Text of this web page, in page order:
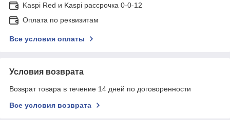
Kaspi Red и Kaspi рассрочка 0-0-12
Оплата по реквизитам
Все условия оплаты
Условия возврата
Возврат товара в течение 14 дней по договоренности
Все условия возврата